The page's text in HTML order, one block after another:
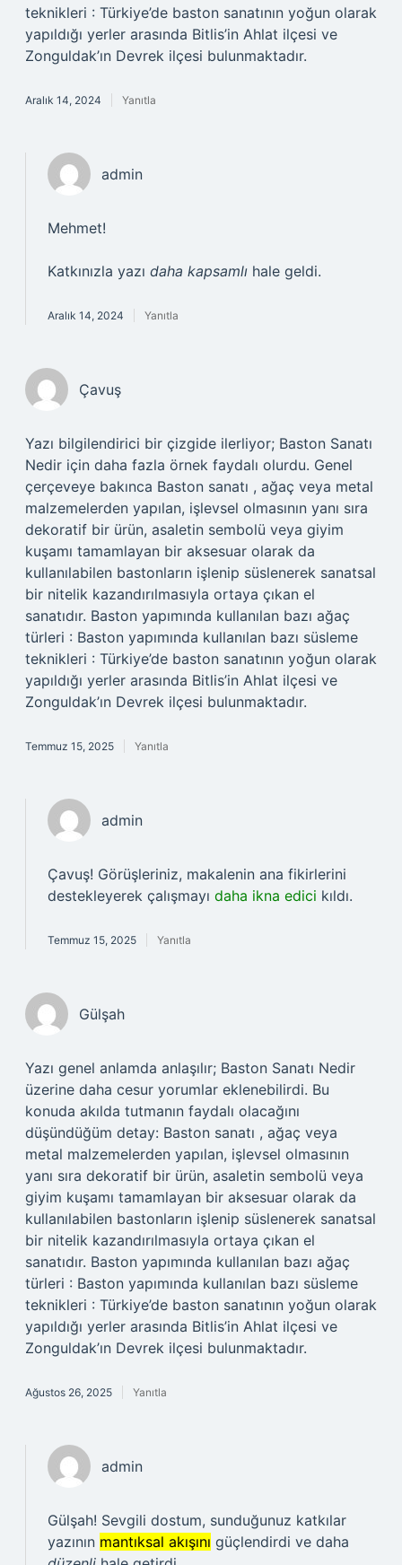
teknikleri : Türkiye’de baston sanatının yoğun olarak
yapıldığı yerler arasında Bitlis’in Ahlat ilçesi ve
Zonguldak’ın Devrek ilçesi bulunmaktadır.
Aralık 14, 2024 Yanıtla
admin
Mehmet!
Katkınızla yazı daha kapsamlı hale geldi.
Aralık 14, 2024 Yanıtla
Çavuş
Yazı bilgilendirici bir çizgide ilerliyor; Baston Sanatı
Nedir için daha fazla örnek faydalı olurdu. Genel
çerçeveye bakınca Baston sanatı , ağaç veya metal
malzemelerden yapılan, işlevsel olmasının yanı sıra
dekoratif bir ürün, asaletin sembolü veya giyim
kuşamı tamamlayan bir aksesuar olarak da
kullanılabilen bastonların işlenip süslenerek sanatsal
bir nitelik kazandırılmasıyla ortaya çıkan el
sanatıdır. Baston yapımında kullanılan bazı ağaç
türleri : Baston yapımında kullanılan bazı süsleme
teknikleri : Türkiye’de baston sanatının yoğun olarak
yapıldığı yerler arasında Bitlis’in Ahlat ilçesi ve
Zonguldak’ın Devrek ilçesi bulunmaktadır.
Temmuz 15, 2025 Yanıtla
admin
Çavuş! Görüşleriniz, makalenin ana fikirlerini
destekleyerek çalışmayı daha ikna edici kıldı.
Temmuz 15, 2025 Yanıtla
Gülşah
Yazı genel anlamda anlaşılır; Baston Sanatı Nedir
üzerine daha cesur yorumlar eklenebilirdi. Bu
konuda akılda tutmanın faydalı olacağını
düşündüğüm detay: Baston sanatı , ağaç veya
metal malzemelerden yapılan, işlevsel olmasının
yanı sıra dekoratif bir ürün, asaletin sembolü veya
giyim kuşamı tamamlayan bir aksesuar olarak da
kullanılabilen bastonların işlenip süslenerek sanatsal
bir nitelik kazandırılmasıyla ortaya çıkan el
sanatıdır. Baston yapımında kullanılan bazı ağaç
türleri : Baston yapımında kullanılan bazı süsleme
teknikleri : Türkiye’de baston sanatının yoğun olarak
yapıldığı yerler arasında Bitlis’in Ahlat ilçesi ve
Zonguldak’ın Devrek ilçesi bulunmaktadır.
Ağustos 26, 2025 Yanıtla
admin
Gülşah! Sevgili dostum, sunduğunuz katkılar
yazının mantıksal akışını güçlendirdi ve daha